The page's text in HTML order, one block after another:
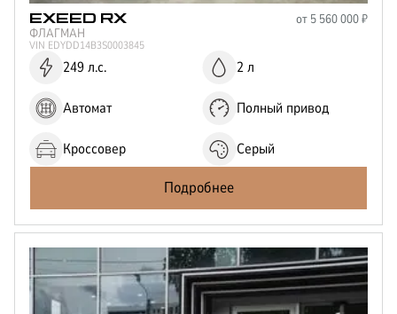
EXEED RX от 5 560 000₽
ФЛАГМАН
VIN EDYDD14B3S0003845
249 л.с. 2 л
Автомат Полный привод
Кроссовер Серый
Подробнее